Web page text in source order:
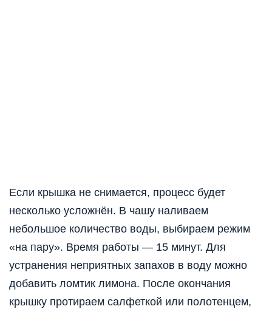
Если крышка не снимается, процесс будет
несколько усложнён. В чашу наливаем
небольшое количество воды, выбираем режим
«на пару». Время работы — 15 минут. Для
устранения неприятных запахов в воду можно
добавить ломтик лимона. После окончания
крышку протираем салфеткой или полотенцем,